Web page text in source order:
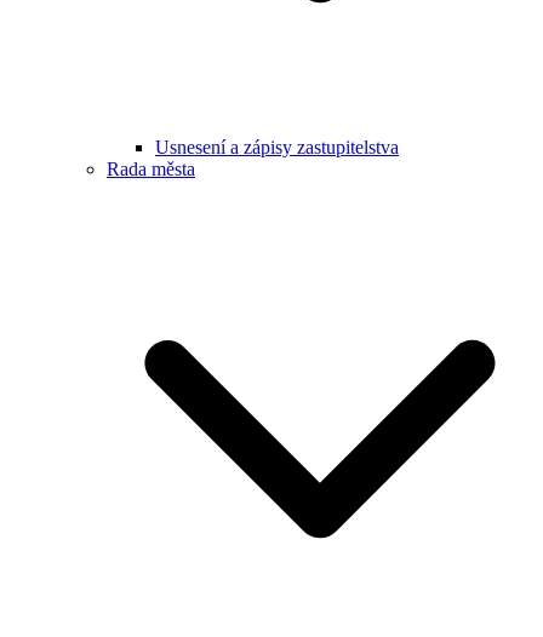
Usnesení a zápisy zastupitelstva
Rada města